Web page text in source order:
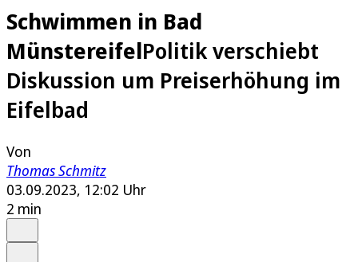
Schwimmen in Bad
MünstereifelPolitik verschiebt
Diskussion um Preiserhöhung im
Eifelbad
Von
Thomas Schmitz
03.09.2023, 12:02 Uhr
2 min